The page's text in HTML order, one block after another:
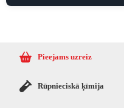
Pieejams uzreiz
Rūpnieciskā ķīmija